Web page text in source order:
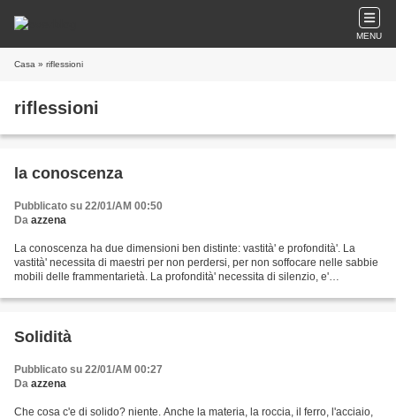
MENU
Casa » riflessioni
riflessioni
la conoscenza
Pubblicato su 22/01/AM 00:50
Da azzena
La conoscenza ha due dimensioni ben distinte: vastità' e profondità'. La
vastità' necessita di maestri per non perdersi, per non soffocare nelle sabbie
mobili delle frammentarietà. La profondità' necessita di silenzio, e'
Solidità
Pubblicato su 22/01/AM 00:27
Da azzena
Che cosa c'e di solido? niente. Anche la materia, la roccia, il ferro, l'acciaio,